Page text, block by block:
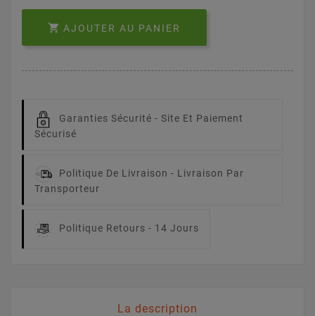
 AJOUTER AU PANIER
Garanties Sécurité - Site Et Paiement
Sécurisé
Politique De Livraison - Livraison Par
Transporteur
Politique Retours - 14 Jours
La description